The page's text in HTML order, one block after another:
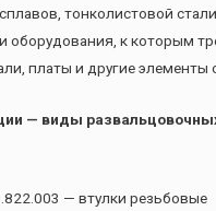
тонколистовой
оборудования, к которым
платы и другие элементы
— виды
— втулки резьбовые